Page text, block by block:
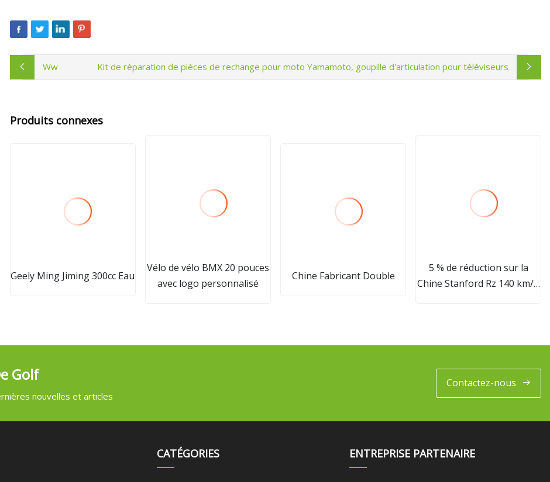
Ww Kit de réparation de pièces de rechange pour moto Yamamoto, goupille d'articulation pour téléviseurs
Produits connexes
Geely Ming Jiming 300cc Eau
Vélo de vélo BMX 20 pouces
avec logo personnalisé
Chine Fabricant Double
5 % de réduction sur la
Chine Stanford Rz 140 km/h
50 cc moto électrique
Golf
nouvelles et articles
Contactez-nous
CATÉGORIES ENTREPRISE PARTENAIRE